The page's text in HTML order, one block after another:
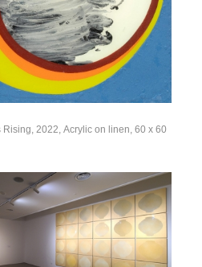
Rising, 2022, Acrylic on linen, 60 x 60